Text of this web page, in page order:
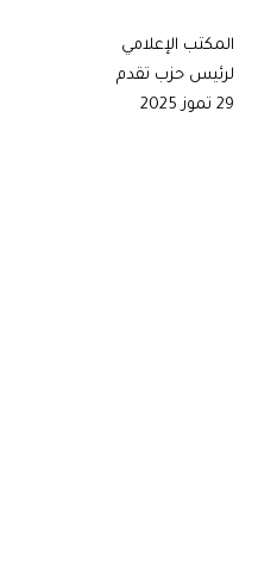
المكتب الإعلامي
لرئيس حزب تقدم
29 تموز 2025